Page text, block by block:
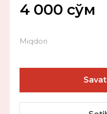
4 000 сўм
Miqdori